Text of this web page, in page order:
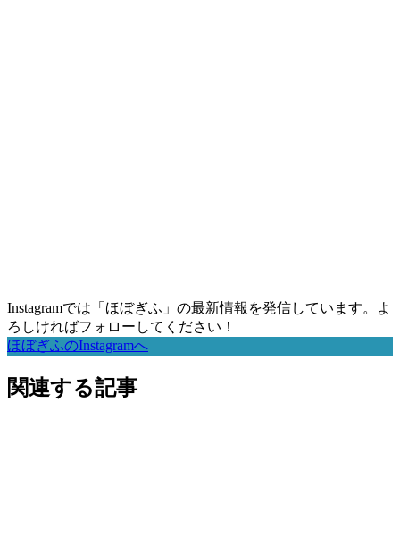
Instagramでは「ほぼぎふ」の最新情報を発信しています。よ
ろしければフォローしてください！
ほぼぎふのInstagramへ
関連する記事